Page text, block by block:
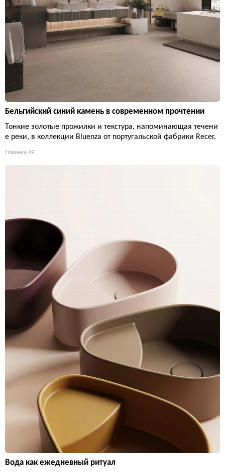
Бельгийский синий камень в современном прочтении
Тонкие золотые прожилки и текстура, напоминающая течени
е реки, в коллекции Bluenza от португальской фабрики Recer.
Новинки 49
Вода как ежедневный ритуал